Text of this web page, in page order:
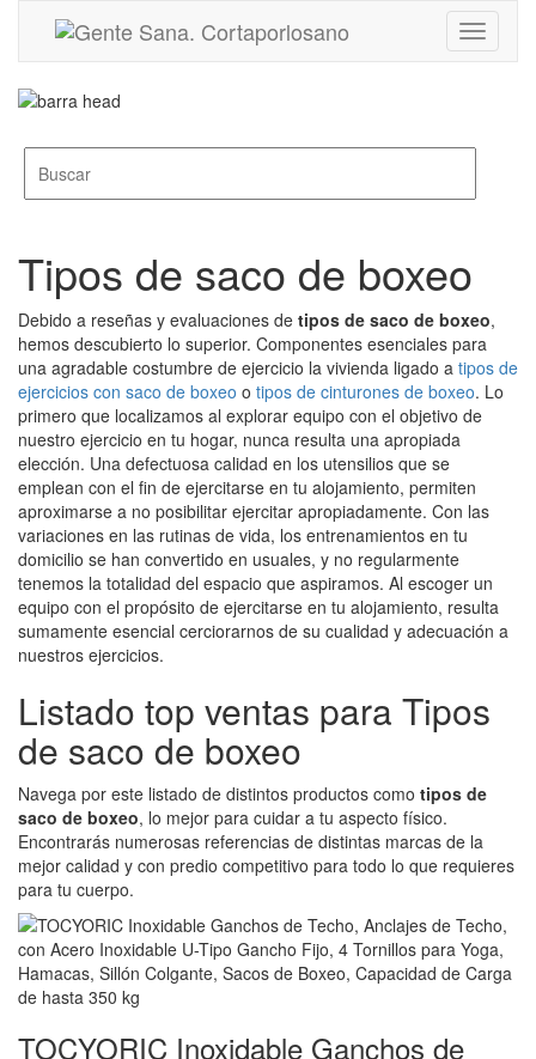
Toggle
Tipos de saco de boxeo
Debido a reseñas y evaluaciones de tipos de saco de boxeo,
hemos descubierto lo superior. Componentes esenciales para
una agradable costumbre de ejercicio la vivienda ligado a tipos de
ejercicios con saco de boxeo o tipos de cinturones de boxeo. Lo
primero que localizamos al explorar equipo con el objetivo de
nuestro ejercicio en tu hogar, nunca resulta una apropiada
elección. Una defectuosa calidad en los utensilios que se
emplean con el fin de ejercitarse en tu alojamiento, permiten
aproximarse a no posibilitar ejercitar apropiadamente. Con las
variaciones en las rutinas de vida, los entrenamientos en tu
domicilio se han convertido en usuales, y no regularmente
tenemos la totalidad del espacio que aspiramos. Al escoger un
equipo con el propósito de ejercitarse en tu alojamiento, resulta
sumamente esencial cerciorarnos de su cualidad y adecuación a
nuestros ejercicios.
Listado top ventas para Tipos
de saco de boxeo
Navega por este listado de distintos productos como tipos de
saco de boxeo, lo mejor para cuidar a tu aspecto físico.
Encontrarás numerosas referencias de distintas marcas de la
mejor calidad y con predio competitivo para todo lo que requieres
para tu cuerpo.
TOCYORIC Inoxidable Ganchos de